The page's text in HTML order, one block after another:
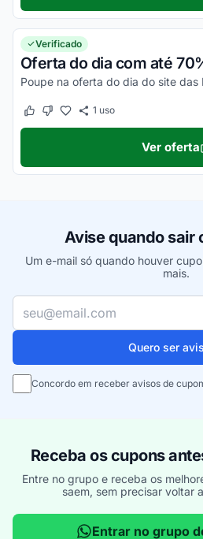
Verificado
Oferta do dia com até
Este cupom funcionou
Este cupom não funcionou
1 uso
Ver oferta
Avise quando sair
Um e-mail só quando houver
mais.
Quero ser
Concordo em receber avisos de
Receba os cupons
Entre no grupo e receba os
saem, sem precisar voltar
Entrar no grupo